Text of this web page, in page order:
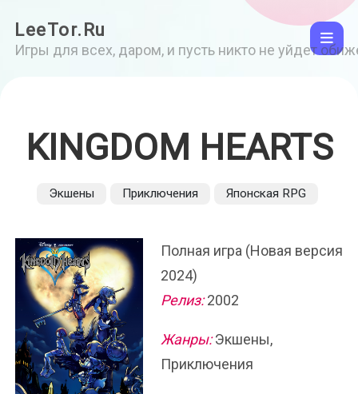
LeeTor.Ru
Игры для всех, даром, и пусть никто не уйдет
KINGDOM HEARTS
Экшены Приключения Японская RPG
Полная игра (Новая версия
2024)
Релиз:2002
Жанры:Экшены,
Приключения